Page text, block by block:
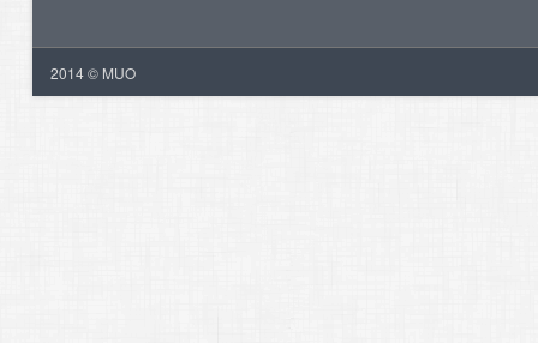
2014 © MUO